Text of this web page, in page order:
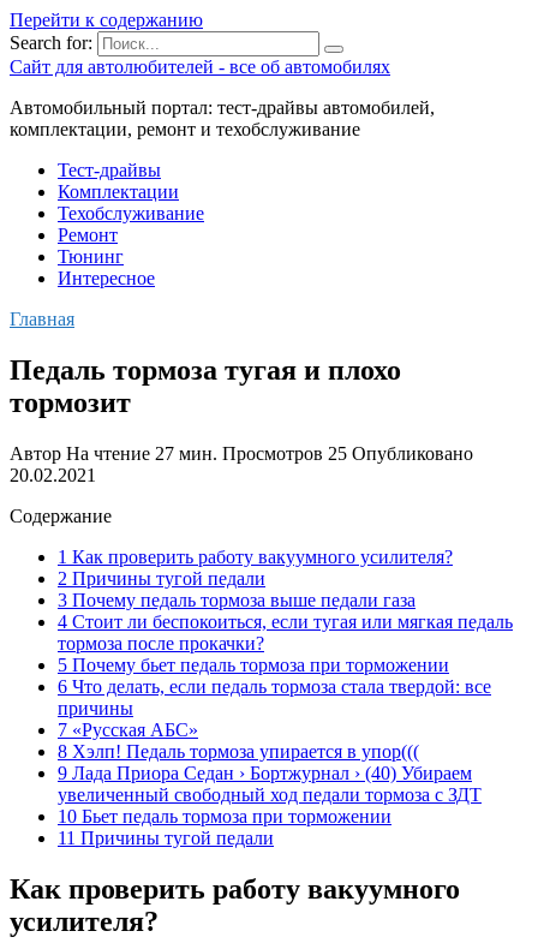
Перейти к содержанию
Search for:
Сайт для автолюбителей - все об автомобилях
Автомобильный портал: тест-драйвы автомобилей,
комплектации, ремонт и техобслуживание
Тест-драйвы
Комплектации
Техобслуживание
Ремонт
Тюнинг
Интересное
Главная
Педаль тормоза тугая и плохо
тормозит
Автор На чтение 27 мин. Просмотров 25 Опубликовано
20.02.2021
Содержание
1 Как проверить работу вакуумного усилителя?
2 Причины тугой педали
3 Почему педаль тормоза выше педали газа
4 Стоит ли беспокоиться, если тугая или мягкая педаль
тормоза после прокачки?
5 Почему бьет педаль тормоза при торможении
6 Что делать, если педаль тормоза стала твердой: все
причины
7 «Русская АБС»
8 Хэлп! Педаль тормоза упирается в упор(((
9 Лада Приора Седан › Бортжурнал › (40) Убираем
увеличенный свободный ход педали тормоза с ЗДТ
10 Бьет педаль тормоза при торможении
11 Причины тугой педали
Как проверить работу вакуумного
усилителя?